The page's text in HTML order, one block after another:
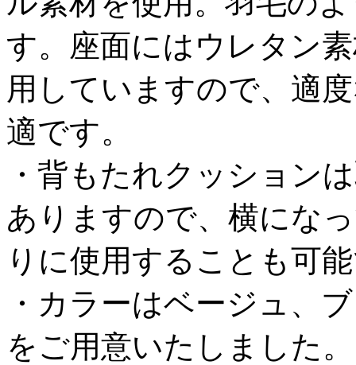
す。座面にはウレタン
用していますので、適
適です。
・背もたれクッション
ありますので、横にな
りに使用することも可
・カラーはベージュ、
をご用意いたしました。